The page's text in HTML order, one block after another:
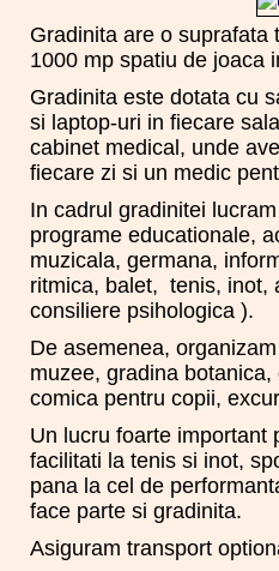
Gradinita are o suprafata
1000 mp spatiu de joaca
Gradinita este dotata cu
si laptop-uri in fiecare
cabinet medical, unde
fiecare zi si un medic
In cadrul gradinitei
programe educationale,
muzicala, germana,
ritmica, balet, tenis, inot,
consiliere psihologica ).
De asemenea,
muzee, gradina
comica pentru copii,
Un lucru foarte important
facilitati la tenis si inot,
pana la cel de
face parte si gradinita.
Asiguram transport